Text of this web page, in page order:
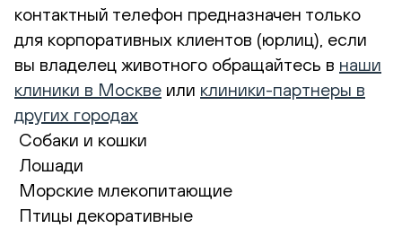
контактный телефон предназначен только
для корпоративных клиентов (юрлиц), если
вы владелец животного обращайтесь в наши
клиники в Москве или клиники-партнеры в
других городах
Собаки и кошки
Лошади
Морские млекопитающие
Птицы декоративные